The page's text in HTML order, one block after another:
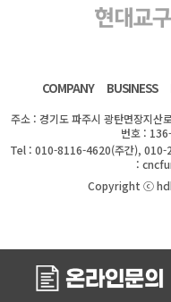
COMPANY BUSINESS
주소 : 경기도 파주시 광탄면장지
번호 :
Tel : 010-8116-4620(주간),
:
Copyright ⓒ